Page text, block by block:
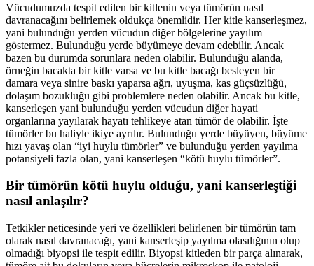
Vücudumuzda tespit edilen bir kitlenin veya tümörün nasıl
davranacağını belirlemek oldukça önemlidir. Her kitle kanserleşmez,
yani bulunduğu yerden vücudun diğer bölgelerine yayılım
göstermez. Bulunduğu yerde büyümeye devam edebilir. Ancak
bazen bu durumda sorunlara neden olabilir. Bulunduğu alanda,
örneğin bacakta bir kitle varsa ve bu kitle bacağı besleyen bir
damara veya sinire baskı yaparsa ağrı, uyuşma, kas güçsüzlüğü,
dolaşım bozukluğu gibi problemlere neden olabilir. Ancak bu kitle,
kanserleşen yani bulunduğu yerden vücudun diğer hayati
organlarına yayılarak hayatı tehlikeye atan tümör de olabilir. İşte
tümörler bu haliyle ikiye ayrılır. Bulunduğu yerde büyüyen, büyüme
hızı yavaş olan “iyi huylu tümörler” ve bulunduğu yerden yayılma
potansiyeli fazla olan, yani kanserleşen “kötü huylu tümörler”.
Bir tümörün kötü huylu olduğu, yani kanserleştiği
nasıl anlaşılır?
Tetkikler neticesinde yeri ve özellikleri belirlenen bir tümörün tam
olarak nasıl davranacağı, yani kanserleşip yayılma olasılığının olup
olmadığı biyopsi ile tespit edilir. Biyopsi kitleden bir parça alınarak,